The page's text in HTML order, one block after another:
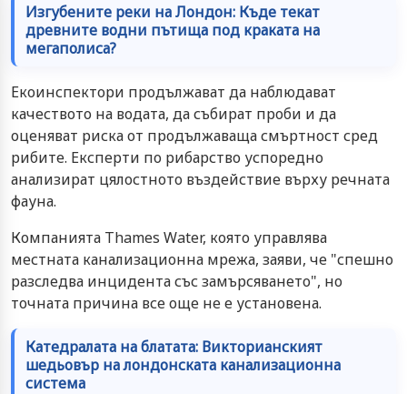
Изгубените реки на Лондон: Къде текат
древните водни пътища под краката на
мегаполиса?
Екоинспектори продължават да наблюдават
качеството на водата, да събират проби и да
оценяват риска от продължаваща смъртност сред
рибите. Експерти по рибарство успоредно
анализират цялостното въздействие върху речната
фауна.
Компанията Thames Water, която управлява
местната канализационна мрежа, заяви, че "спешно
разследва инцидента със замърсяването", но
точната причина все още не е установена.
Катедралата на блатата: Викторианският
шедьовър на лондонската канализационна
система